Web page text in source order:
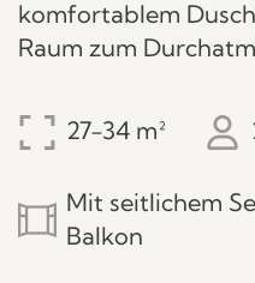
komfortablem
Raum zum
27-34
Mit seitlichem
Balkon